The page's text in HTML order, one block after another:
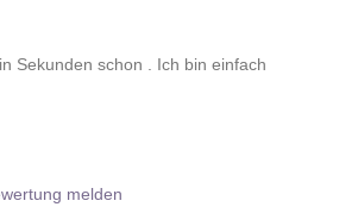
Sekunden schon . Ich bin einfach
melden